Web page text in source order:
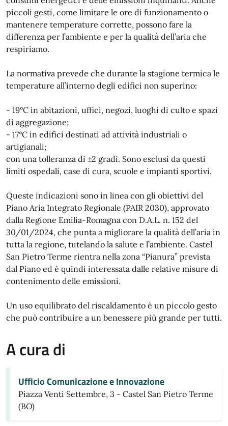
piccoli gesti, come limitare le ore di funzionamento o
mantenere temperature corrette, possono fare la
differenza per l’ambiente e per la qualità dell’aria che
respiriamo.
La normativa prevede che durante la stagione termica le
temperature all’interno degli edifici non superino:
- 19°C in abitazioni, uffici, negozi, luoghi di culto e spazi
di aggregazione;
- 17°C in edifici destinati ad attività industriali o
artigianali;
con una tolleranza di ±2 gradi. Sono esclusi da questi
limiti ospedali, case di cura, scuole e impianti sportivi.
Queste indicazioni sono in linea con gli obiettivi del
Piano Aria Integrato Regionale (PAIR 2030), approvato
dalla Regione Emilia-Romagna con D.A.L. n. 152 del
30/01/2024, che punta a migliorare la qualità dell’aria in
tutta la regione, tutelando la salute e l’ambiente. Castel
San Pietro Terme rientra nella zona “Pianura” prevista
dal Piano ed è quindi interessata dalle relative misure di
contenimento delle emissioni.
Un uso equilibrato del riscaldamento è un piccolo gesto
che può contribuire a un benessere più grande per tutti.
A cura di
Ufficio Comunicazione e Innovazione
Piazza Venti Settembre, 3 - Castel San Pietro Terme
(BO)